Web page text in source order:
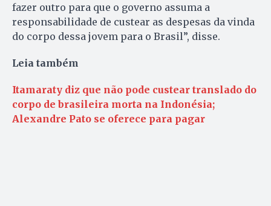
fazer outro para que o governo assuma a
responsabilidade de custear as despesas da vinda
do corpo dessa jovem para o Brasil”, disse.
Leia também
Itamaraty diz que não pode custear translado do
corpo de brasileira morta na Indonésia;
Alexandre Pato se oferece para pagar